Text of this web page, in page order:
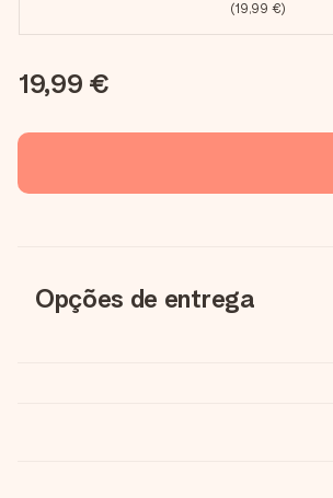
(19,99 €)
19,99 €
Opções de entrega